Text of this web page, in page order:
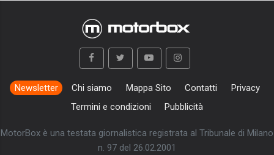
Newsletter Chi siamo Mappa Sito Contatti
Privacy
Termini e condizioni
Pubblicità
MotorBox è una testata giornalistica registrata al Tribunale di Milano
n. 97 del 26.02.2001